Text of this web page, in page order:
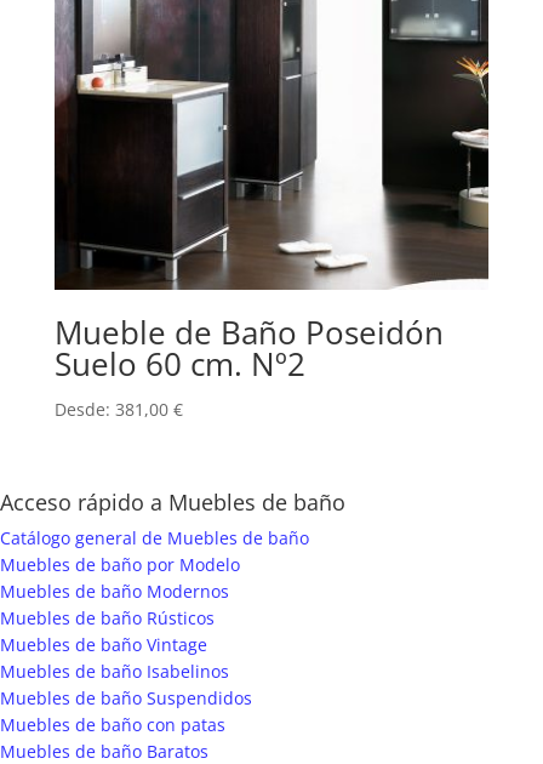
Mueble de Baño Poseidón
Suelo 60 cm. Nº2
Desde: 381,00 €
Acceso rápido a Muebles de baño
Catálogo general de Muebles de baño
Muebles de baño por Modelo
Muebles de baño Modernos
Muebles de baño Rústicos
Muebles de baño Vintage
Muebles de baño Isabelinos
Muebles de baño Suspendidos
Muebles de baño con patas
Muebles de baño Baratos